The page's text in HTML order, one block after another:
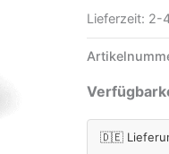
Lieferzeit: 2-
🇩🇪
85
19-